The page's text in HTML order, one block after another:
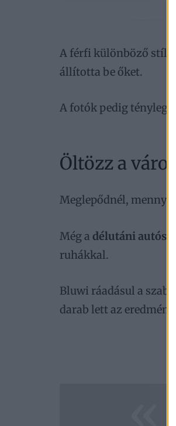
A férfi különböző
állította be őket.
A fotók pedig tényleg
Öltözz a
Meglepődnél, mennyire
Még a délutáni autós
ruhákkal.
Bluwi ráadásul a
darab lett az